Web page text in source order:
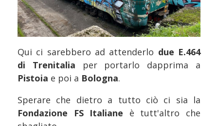
Qui ci sarebbero ad attenderlo due E.464
di Trenitalia per portarlo dapprima a
Pistoia e poi a Bologna.
Sperare che dietro a tutto ciò ci sia la
Fondazione FS Italiane è tutt'altro che